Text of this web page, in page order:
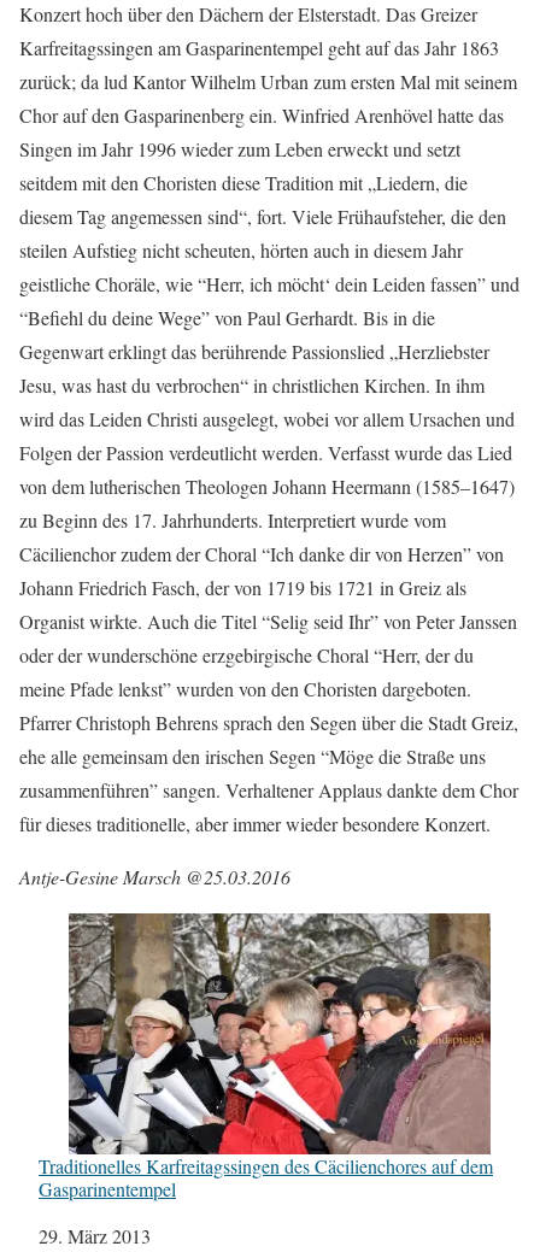
Konzert hoch über den Dächern der Elsterstadt. Das Greizer
Karfreitagssingen am Gasparinentempel geht auf das Jahr 1863
zurück; da lud Kantor Wilhelm Urban zum ersten Mal mit seinem
Chor auf den Gasparinenberg ein. Winfried Arenhövel hatte das
Singen im Jahr 1996 wieder zum Leben erweckt und setzt
seitdem mit den Choristen diese Tradition mit „Liedern, die
diesem Tag angemessen sind“, fort. Viele Frühaufsteher, die den
steilen Aufstieg nicht scheuten, hörten auch in diesem Jahr
geistliche Choräle, wie “Herr, ich möcht‘ dein Leiden fassen” und
“Befiehl du deine Wege” von Paul Gerhardt. Bis in die
Gegenwart erklingt das berührende Passionslied „Herzliebster
Jesu, was hast du verbrochen“ in christlichen Kirchen. In ihm
wird das Leiden Christi ausgelegt, wobei vor allem Ursachen und
Folgen der Passion verdeutlicht werden. Verfasst wurde das Lied
von dem lutherischen Theologen Johann Heermann (1585–1647)
zu Beginn des 17. Jahrhunderts. Interpretiert wurde vom
Cäcilienchor zudem der Choral “Ich danke dir von Herzen” von
Johann Friedrich Fasch, der von 1719 bis 1721 in Greiz als
Organist wirkte. Auch die Titel “Selig seid Ihr” von Peter Janssen
oder der wunderschöne erzgebirgische Choral “Herr, der du
meine Pfade lenkst” wurden von den Choristen dargeboten.
Pfarrer Christoph Behrens sprach den Segen über die Stadt Greiz,
ehe alle gemeinsam den irischen Segen “Möge die Straße uns
zusammenführen” sangen. Verhaltener Applaus dankte dem Chor
für dieses traditionelle, aber immer wieder besondere Konzert.
Antje-Gesine Marsch @25.03.2016
Traditionelles Karfreitagssingen des Cäcilienchores auf dem
Gasparinentempel
Datum
29. März 2013